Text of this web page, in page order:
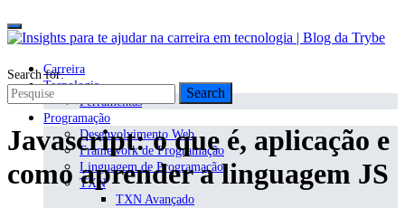
Carreira
Tecnologia
Ferramentas
Programação
Desenvolvimento Web
Framework de Programação
Linguagem de Programação
TXN
TXN Avançado
Search for:
Search
Javascript: o que é, aplicação e
como aprender a linguagem JS